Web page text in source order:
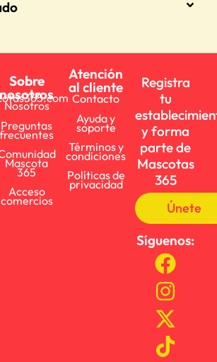
Sobre
nosotros
Nosotros
Preguntas
frecuentes
Mascota
365
Acceso
comercios
Atención
al cliente
Contacto
Ayuda y
soporte
Términos y
condiciones
Políticas de
privacidad
Registra
tu
y forma
parte de
Mascotas
365
Únete
Síguenos: